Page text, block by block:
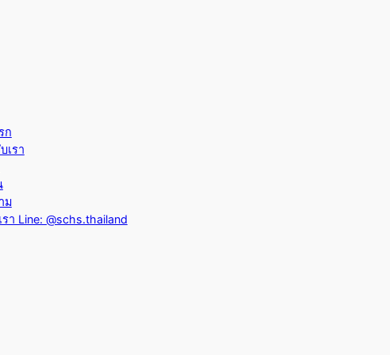
ก
เรา
ม
รา Line: @schs.thailand